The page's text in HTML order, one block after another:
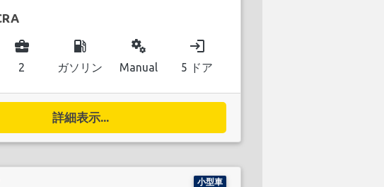
business_center
2
local_gas_station
ガソリン
miscellaneous_services
Manual
login
5 ドア
詳細表示...
小型車